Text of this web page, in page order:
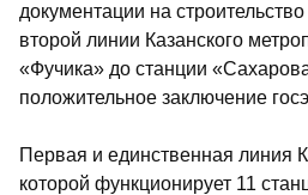
документации на строительство
второй линии Казанского
«Фучика» до станции
положительное заключение
Первая и единственная линия
которой функционирует 11